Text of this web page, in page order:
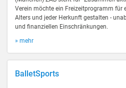
Verein möchte ein Freizeitprogramm für
Alters und jeder Herkunft gestalten -
und finanziellen Einschränkungen.
» mehr
BalletSports